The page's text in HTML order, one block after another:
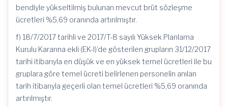
bendiyle yükseltilmiş bulunan mevcut brüt sözleşme
ücretleri %5,69 oranında artırılmıştır.
f) 18/7/2017 tarihli ve 2017/T-8 sayılı Yüksek Planlama
Kurulu Kararına ekli (EK-I)’de gösterilen grupların 31/12/2017
tarihi itibarıyla en düşük ve en yüksek temel ücretleri ile bu
gruplara göre temel ücreti belirlenen personelin anılan
tarih itibarıyla geçerli olan temel ücretleri %5,69 oranında
artırılmıştır.